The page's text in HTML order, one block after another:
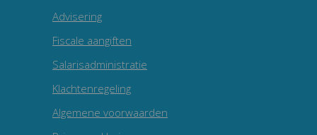
Advisering
Fiscale aangiften
Salarisadministratie
Klachtenregeling
Algemene voorwaarden